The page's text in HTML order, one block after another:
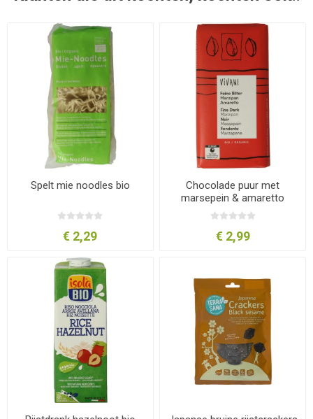
Spelt mie noodles bio
€ 2,29
Chocolade puur met
marsepein & amaretto
€ 2,99